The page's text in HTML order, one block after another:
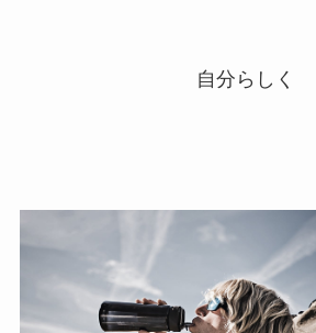
自分らしく